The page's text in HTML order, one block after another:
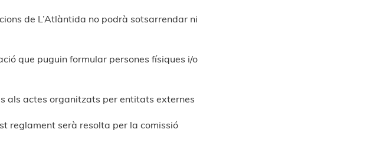
de L’Atlàntida no podrà sotsarrendar ni
que puguin formular persones físiques i/o
als actes organitzats per entitats externes
reglament serà resolta per la comissió